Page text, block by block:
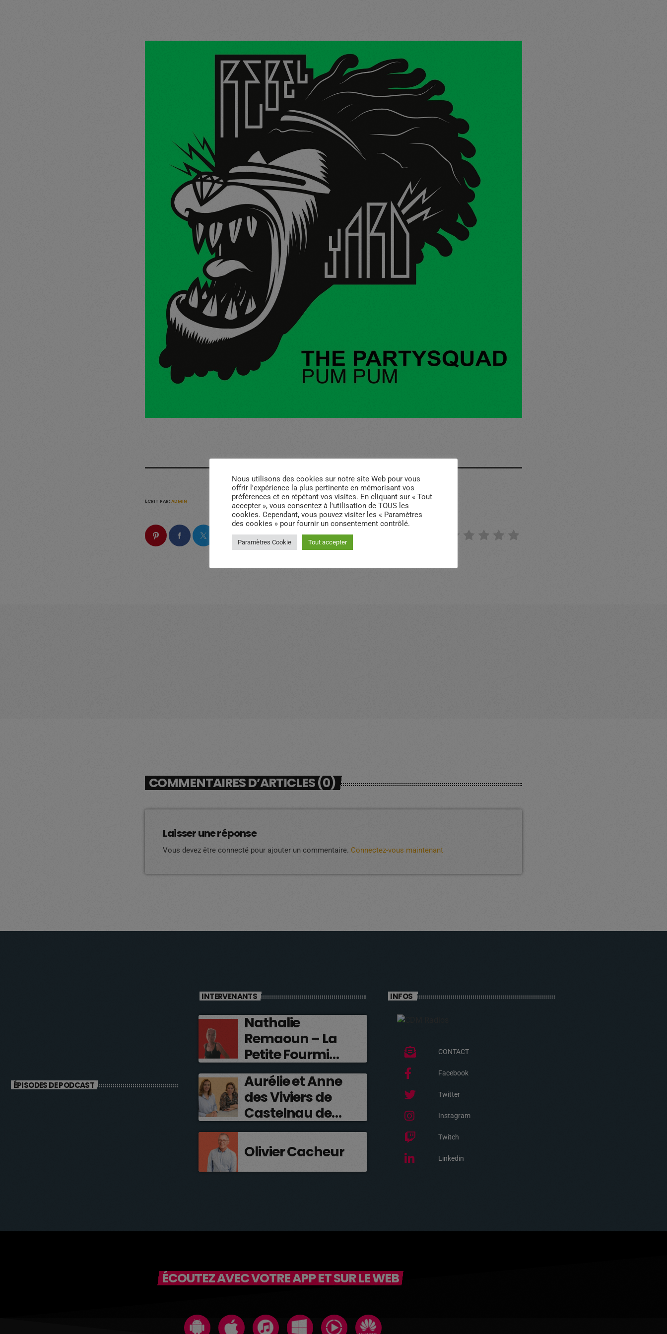
ÉCRIT PAR: ADMIN
email
COMMENTAIRES D’ARTICLES (0)
Laisser une réponse
Vous devez être connecté pour ajouter un commentaire. Connectez-vous maintenant
ÉPISODES DE PODCAST
INTERVENANTS
Nathalie
Remaoun – La
Petite Fourmi
Rouge
Aurélie et Anne
des Viviers de
Castelnau de
Médoc
Olivier Cacheur
INFOS
CONTACT
Facebook
Twitter
Instagram
Twitch
Linkedin
ÉCOUTEZ AVEC VOTRE APP ET SUR LE WEB
Nous utilisons des cookies sur notre site Web pour vous
offrir l'expérience la plus pertinente en mémorisant vos
préférences et en répétant vos visites. En cliquant sur « Tout
accepter », vous consentez à l'utilisation de TOUS les
cookies. Cependant, vous pouvez visiter les « Paramètres
des cookies » pour fournir un consentement contrôlé.
Paramètres Cookie Tout accepter